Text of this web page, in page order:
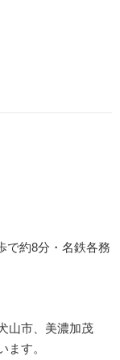
で約8分・名鉄各務
山市、美濃加茂
ます。